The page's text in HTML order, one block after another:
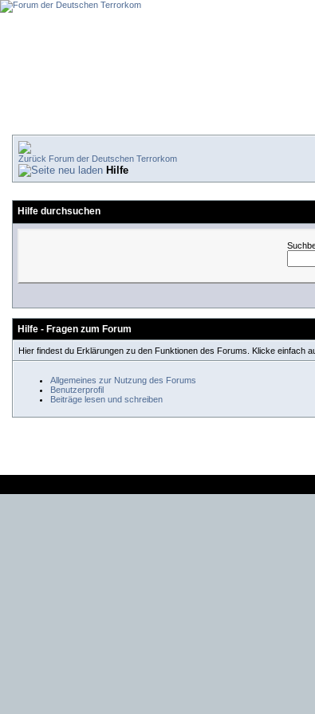
Forum der Deutschen Terrorkom
Hilfe
Hilfe durchsuchen
Hilfe - Fragen zum Forum
Hier findest du Erklärungen zu den Funktionen des Forums. Klicke einfach
Allgemeines zur Nutzung des Forums
Benutzerprofil
Beiträge lesen und schreiben